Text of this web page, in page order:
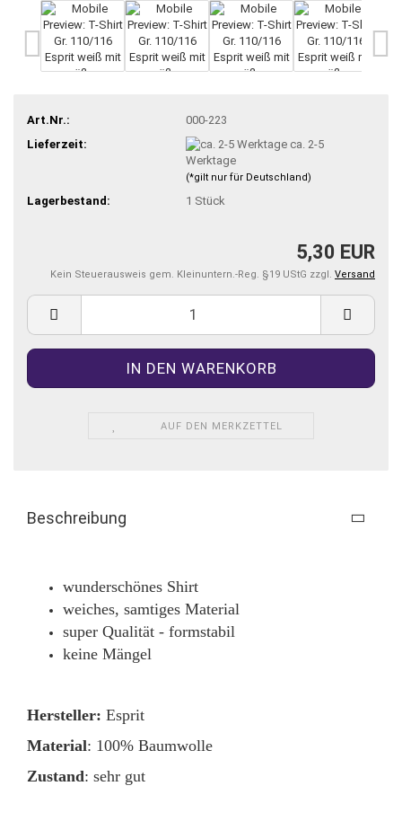
Art.Nr.:
000-223
Lieferzeit:
ca. 2-5
Werktage
(*gilt nur für Deutschland)
Lagerbestand: 1 Stück
5,30 EUR
Kein Steuerausweis gem. Kleinuntern.-Reg. §19 UStG zzgl. Versand
AUF DEN MERKZETTEL
Beschreibung
wunderschönes Shirt
weiches, samtiges Material
super Qualität - formstabil
keine Mängel
Hersteller: Esprit
Material: 100% Baumwolle
Zustand: sehr gut